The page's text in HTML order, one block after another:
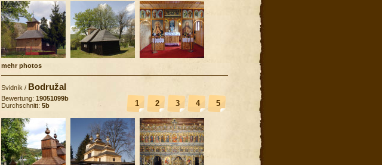
mehr photos
Svidník / Bodružal
1 2 3 4 5
Bewertung: 19051099b
Durchschnitt: 5b